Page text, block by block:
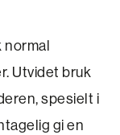
normal
Utvidet bruk
spesielt i
gi en